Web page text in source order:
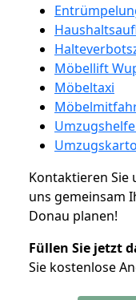
Möbellift
Möbeltaxi
Kontaktieren Sie
uns gemeinsam
Donau planen!
Füllen Sie jetzt
Sie kostenlose